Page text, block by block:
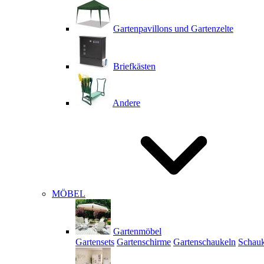
Gartenpavillons und Gartenzelte
Briefkästen
Andere
MÖBEL
Gartenmöbel
Gartensets Gartenschirme Gartenschaukeln